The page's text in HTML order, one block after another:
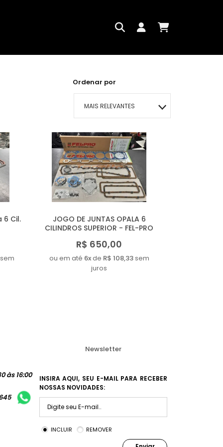
Ordenar por
MAIS RELEVANTES
MAIS VENDIDOS
MENOR PREÇO
MAIOR PREÇO
6 Cil.
sem
JOGO DE JUNTAS OPALA 6
CILINDROS SUPERIOR - FEL-PRO
R$ 650,00
ou em até 6xde R$ 108,33sem
juros
às 16:00
Newsletter
INSIRA AQUI, SEU E-MAIL PARA RECEBER
NOSSAS NOVIDADES:
INCLUIR REMOVER